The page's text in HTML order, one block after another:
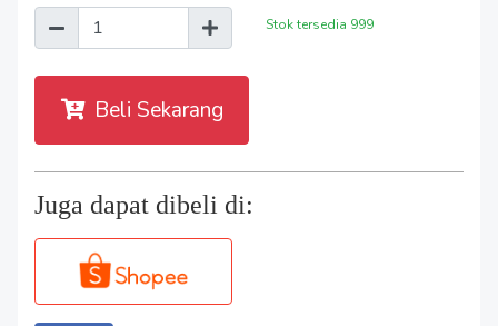
Stok tersedia 999
Beli Sekarang
Juga dapat dibeli di: